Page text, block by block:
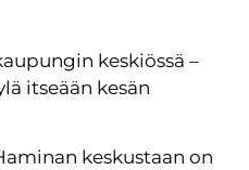
keskiössä –
itseään kesän
keskustaan on